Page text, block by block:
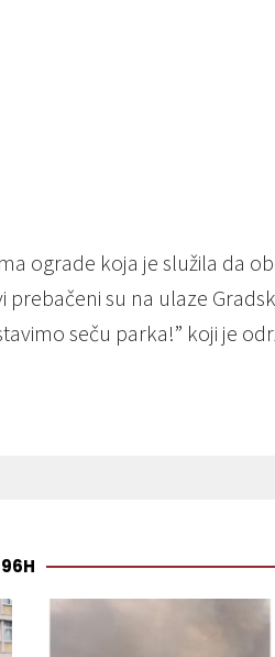
ograde koja je služila da
prebačeni su na ulaze
seču parka!” koji je